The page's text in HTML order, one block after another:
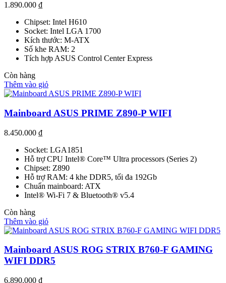
1.890.000 ₫
Chipset: Intel H610
Socket: Intel LGA 1700
Kích thước: M-ATX
Số khe RAM: 2
Tích hợp ASUS Control Center Express
Còn hàng
Thêm vào giỏ
Mainboard ASUS PRIME Z890-P WIFI
8.450.000 ₫
Socket: LGA1851
Hỗ trợ CPU Intel® Core™ Ultra processors (Series 2)
Chipset: Z890
Hỗ trợ RAM: 4 khe DDR5, tối đa 192Gb
Chuẩn mainboard: ATX
Intel® Wi-Fi 7 & Bluetooth® v5.4
Còn hàng
Thêm vào giỏ
Mainboard ASUS ROG STRIX B760-F GAMING
WIFI DDR5
6.890.000 ₫